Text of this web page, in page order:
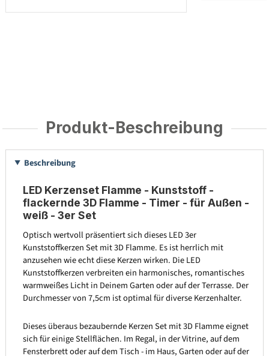
Produkt-Beschreibung
Beschreibung
LED Kerzenset Flamme - Kunststoff -
flackernde 3D Flamme - Timer - für Außen -
weiß - 3er Set
Optisch wertvoll präsentiert sich dieses LED 3er
Kunststoffkerzen Set mit 3D Flamme. Es ist herrlich mit
anzusehen wie echt diese Kerzen wirken. Die LED
Kunststoffkerzen verbreiten ein harmonisches, romantisches
warmweißes Licht in Deinem Garten oder auf der Terrasse. Der
Durchmesser von 7,5cm ist optimal für diverse Kerzenhalter.
Dieses überaus bezaubernde Kerzen Set mit 3D Flamme eignet
sich für einige Stellflächen. Im Regal, in der Vitrine, auf dem
Fensterbrett oder auf dem Tisch - im Haus, Garten oder auf der